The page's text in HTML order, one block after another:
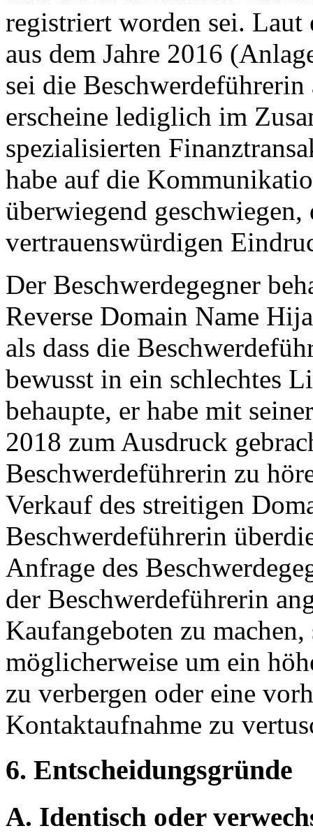
registriert worden sei.
aus dem Jahre 2016
sei die
erscheine lediglich im
spezialisierten
habe auf die
überwiegend geschwiegen,
vertrauenswürdigen
Der Beschwerdegegner
Reverse Domain Name
als dass die
bewusst in ein schlechtes
behaupte, er habe mit
2018 zum Ausdruck
Beschwerdeführerin zu
Verkauf des streitigen
Beschwerdeführerin
Anfrage des
der Beschwerdeführerin
Kaufangeboten zu
möglicherweise um ein
zu verbergen oder eine
Kontaktaufnahme zu
6. Entscheidungsgründe
A. Identisch oder